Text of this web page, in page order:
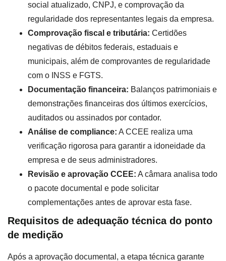
social atualizado, CNPJ, e comprovação da
regularidade dos representantes legais da empresa.
Comprovação fiscal e tributária: Certidões
negativas de débitos federais, estaduais e
municipais, além de comprovantes de regularidade
com o INSS e FGTS.
Documentação financeira: Balanços patrimoniais e
demonstrações financeiras dos últimos exercícios,
auditados ou assinados por contador.
Análise de compliance: A CCEE realiza uma
verificação rigorosa para garantir a idoneidade da
empresa e de seus administradores.
Revisão e aprovação CCEE: A câmara analisa todo
o pacote documental e pode solicitar
complementações antes de aprovar esta fase.
Requisitos de adequação técnica do ponto
de medição
Após a aprovação documental, a etapa técnica garante